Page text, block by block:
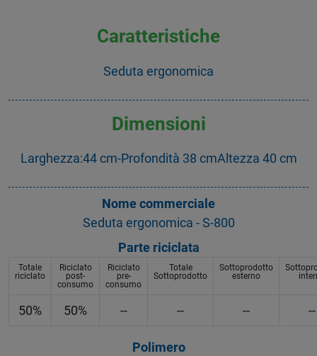
Caratteristiche
Seduta ergonomica
Dimensioni
Larghezza:44 cm-Profondità 38 cmAltezza 40 cm
Nome commerciale
Seduta ergonomica - S-800
Parte riciclata
Totale
riciclato
Riciclato
post-
consumo
Riciclato
pre-
consumo
Totale
Sottoprodotto
Sottoprodotto
esterno
50% 50% -- -- -- --
Polimero